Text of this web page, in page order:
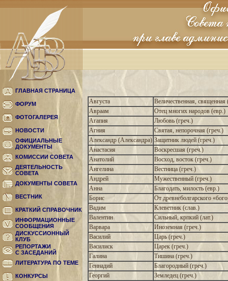
ГЛАВНАЯ СТРАНИЦА
ФОРУМ
ФОТОГАЛЕРЕЯ
НОВОСТИ
ОФИЦИАЛЬНЫЕ
ДОКУМЕНТЫ
КОМИССИИ СОВЕТА
ДЕЯТЕЛЬНОСТЬ
СОВЕТА
ДОКУМЕНТЫ СОВЕТА
ВЕСТНИК
КРАТКИЙ СПРАВОЧНИК
ИНФОРМАЦИОННЫЕ
СООБЩЕНИЯ
ДИСКУССИОННЫЙ
КЛУБ
РЕПОРТАЖИ
С ЗАСЕДАНИЙ
ЛИТЕРАТУРА ПО ТЕМЕ
КОНКУРСЫ
Августа
Величественная, священная
Авраам
Отец многих народов (евр.)
Агапия
Любовь (греч.)
Агния
Святая, непорочная (греч.)
Александр (Александра) Защитник людей (греч.)
Анастасия
Воскресшая (греч.)
Анатолий
Восход, восток (греч.)
Ангелина
Вестница (греч.)
Андрей
Мужественный (греч.)
Анна
Благодать, милость (евр.)
Борис
От древнеболгарского
Вадим
Клеветник (слав.)
Валентин
Сильный, крпкий (лат.)
Варвара
Иноземная (греч.)
Василий
Царь (греч.)
Василиск
Царек (греч.)
Галина
Тишина (греч.)
Геннадий
Благородный (греч.)
Георгий
Земледец (греч.)